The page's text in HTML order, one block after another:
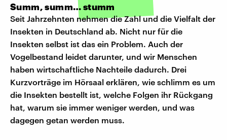
Summ, summ… stumm
Seit Jahrzehnten nehmen die Zahl und die Vielfalt der
Insekten in Deutschland ab. Nicht nur für die
Insekten selbst ist das ein Problem. Auch der
Vogelbestand leidet darunter, und wir Menschen
haben wirtschaftliche Nachteile dadurch. Drei
Kurzvorträge im Hörsaal erklären, wie schlimm es um
die Insekten bestellt ist, welche Folgen ihr Rückgang
hat, warum sie immer weniger werden, und was
dagegen getan werden muss.